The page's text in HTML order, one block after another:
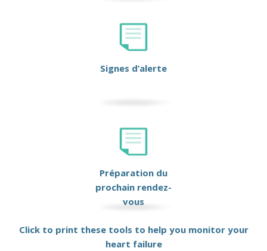
Signes d’alerte
Préparation du
prochain rendez-
vous
Click to print these tools to help you monitor your
heart failure